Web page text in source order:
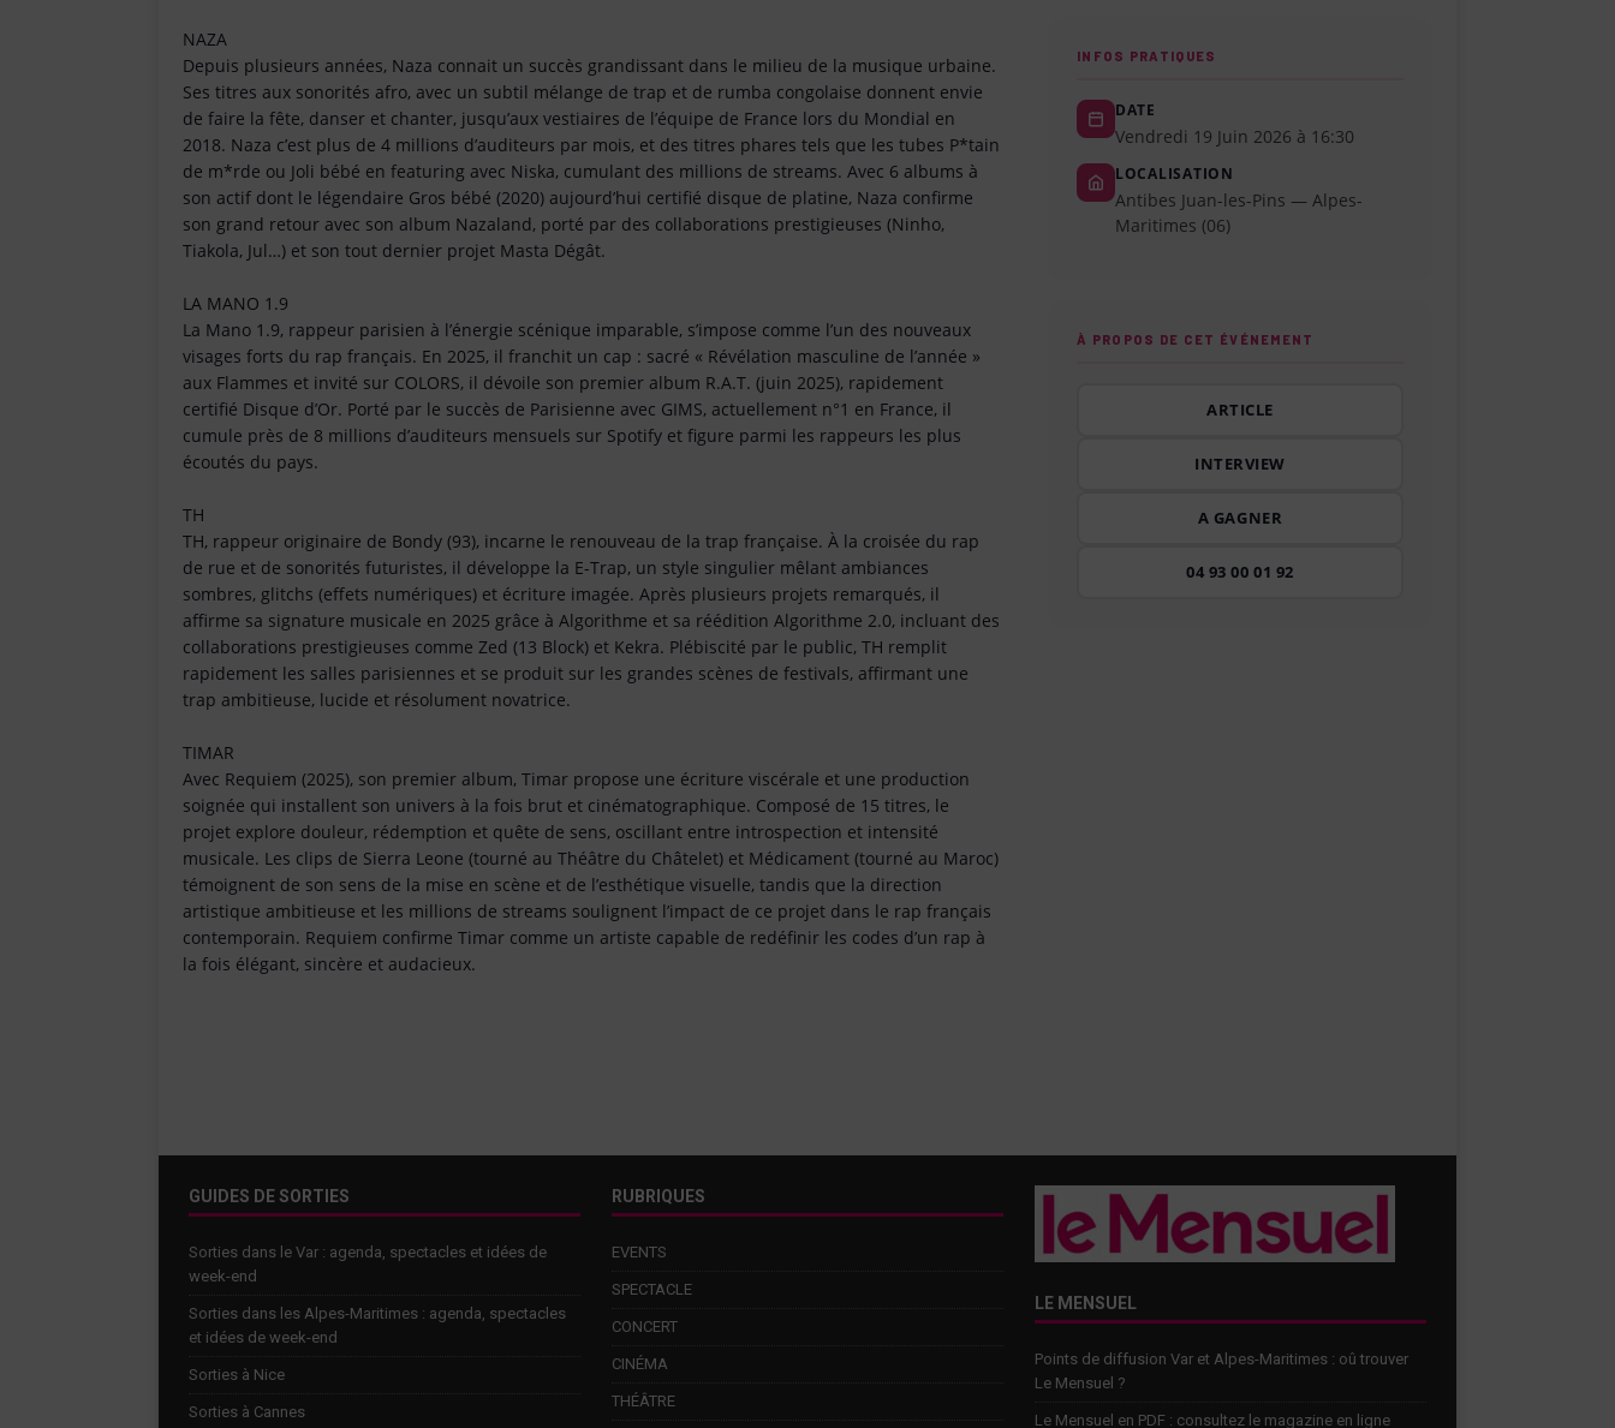
NAZA
Depuis plusieurs années, Naza connait un succès grandissant dans le milieu de la musique urbaine.
Ses titres aux sonorités afro, avec un subtil mélange de trap et de rumba congolaise donnent envie
de faire la fête, danser et chanter, jusqu’aux vestiaires de l’équipe de France lors du Mondial en
2018. Naza c’est plus de 4 millions d’auditeurs par mois, et des titres phares tels que les tubes P*tain
de m*rde ou Joli bébé en featuring avec Niska, cumulant des millions de streams. Avec 6 albums à
son actif dont le légendaire Gros bébé (2020) aujourd’hui certifié disque de platine, Naza confirme
son grand retour avec son album Nazaland, porté par des collaborations prestigieuses (Ninho,
Tiakola, Jul…) et son tout dernier projet Masta Dégât.
LA MANO 1.9
La Mano 1.9, rappeur parisien à l’énergie scénique imparable, s’impose comme l’un des nouveaux
visages forts du rap français. En 2025, il franchit un cap : sacré « Révélation masculine de l’année »
aux Flammes et invité sur COLORS, il dévoile son premier album R.A.T. (juin 2025), rapidement
certifié Disque d’Or. Porté par le succès de Parisienne avec GIMS, actuellement n°1 en France, il
cumule près de 8 millions d’auditeurs mensuels sur Spotify et figure parmi les rappeurs les plus
écoutés du pays.
TH
TH, rappeur originaire de Bondy (93), incarne le renouveau de la trap française. À la croisée du rap
de rue et de sonorités futuristes, il développe la E-Trap, un style singulier mêlant ambiances
sombres, glitchs (effets numériques) et écriture imagée. Après plusieurs projets remarqués, il
affirme sa signature musicale en 2025 grâce à Algorithme et sa réédition Algorithme 2.0, incluant des
collaborations prestigieuses comme Zed (13 Block) et Kekra. Plébiscité par le public, TH remplit
rapidement les salles parisiennes et se produit sur les grandes scènes de festivals, affirmant une
trap ambitieuse, lucide et résolument novatrice.
TIMAR
Avec Requiem (2025), son premier album, Timar propose une écriture viscérale et une production
soignée qui installent son univers à la fois brut et cinématographique. Composé de 15 titres, le
projet explore douleur, rédemption et quête de sens, oscillant entre introspection et intensité
musicale. Les clips de Sierra Leone (tourné au Théâtre du Châtelet) et Médicament (tourné au Maroc)
témoignent de son sens de la mise en scène et de l’esthétique visuelle, tandis que la direction
artistique ambitieuse et les millions de streams soulignent l’impact de ce projet dans le rap français
contemporain. Requiem confirme Timar comme un artiste capable de redéfinir les codes d’un rap à
la fois élégant, sincère et audacieux.
INFOS PRATIQUES
DATE
Vendredi 19 Juin 2026 à 16:30
LOCALISATION
Antibes Juan-les-Pins — Alpes-
Maritimes (06)
À PROPOS DE CET ÉVÉNEMENT
ARTICLE
INTERVIEW
A GAGNER
04 93 00 01 92
GUIDES DE SORTIES
Sorties dans le Var : agenda, spectacles et idées de
week-end
Sorties dans les Alpes-Maritimes : agenda, spectacles
et idées de week-end
Sorties à Nice
Sorties à Cannes
RUBRIQUES
EVENTS
SPECTACLE
CONCERT
CINÉMA
THÉÂTRE
LE MENSUEL
Points de diffusion Var et Alpes-Maritimes : oû trouver
Le Mensuel ?
Le Mensuel en PDF : consultez le magazine en ligne